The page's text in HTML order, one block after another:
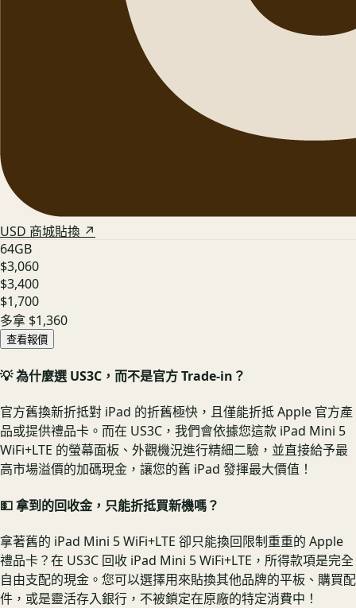
USD 商城貼換 ↗
64GB
$3,060
$3,400
$1,700
多拿 $1,360
查看報價
💡 為什麼選 US3C，而不是官方 Trade-in？
官方舊換新折抵對 iPad 的折舊極快，且僅能折抵 Apple 官方產
品或提供禮品卡。而在 US3C，我們會依據您這款 iPad Mini 5
WiFi+LTE 的螢幕面板、外觀機況進行精細二驗，並直接給予最
高市場溢價的加碼現金，讓您的舊 iPad 發揮最大價值！
💵 拿到的回收金，只能折抵買新機嗎？
拿著舊的 iPad Mini 5 WiFi+LTE 卻只能換回限制重重的 Apple
禮品卡？在 US3C 回收 iPad Mini 5 WiFi+LTE，所得款項是完全
自由支配的現金。您可以選擇用來貼換其他品牌的平板、購買配
件，或是靈活存入銀行，不被鎖定在原廠的特定消費中！